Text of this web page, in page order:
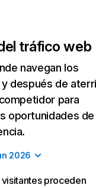
tráfico web
navegan los
después de
para
oportunidades de
2026
proceden